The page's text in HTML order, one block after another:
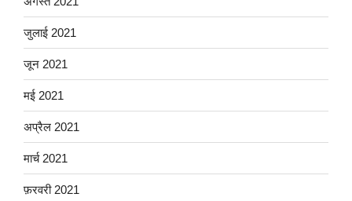
जुलाई 2021
जून 2021
मई 2021
अप्रैल 2021
मार्च 2021
फ़रवरी 2021